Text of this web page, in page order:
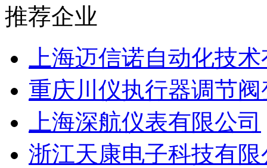
推荐企业
上海迈信诺自动化技
重庆川仪执行器调节
上海深航仪表有限公司
浙江天康电子科技有限